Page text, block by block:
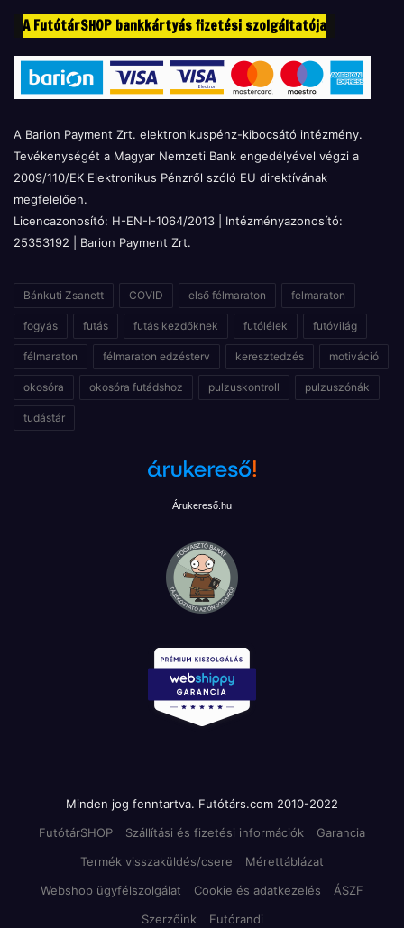
A FutótárSHOP bankkártyás fizetési szolgáltatója
A Barion Payment Zrt. elektronikuspénz-kibocsátó intézmény.
Tevékenységét a Magyar Nemzeti Bank engedélyével végzi a
2009/110/EK Elektronikus Pénzről szóló EU direktívának
megfelelően.
Licencazonosító: H-EN-I-1064/2013 | Intézményazonosító:
25353192 | Barion Payment Zrt.
Bánkuti Zsanett COVID első félmaraton felmaraton
fogyás futás futás kezdőknek futólélek futóvilág
félmaraton félmaraton edzésterv keresztedzés motiváció
okosóra okosóra futádshoz pulzuskontroll pulzuszónák
tudástár
Árukereső.hu
Minden jog fenntartva. Futótárs.com 2010-2022
FutótárSHOP
Szállítási és fizetési információk
Garancia
Termék visszaküldés/csere
Mérettáblázat
Webshop ügyfélszolgálat
Cookie és adatkezelés
ÁSZF
Szerzőink
Futórandi